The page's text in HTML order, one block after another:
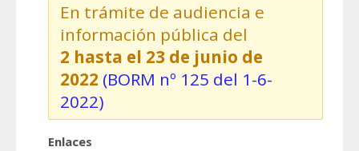
En trámite de audiencia e
información pública del
2 hasta el 23 de junio de
2022 (BORM nº 125 del 1-6-
2022)
Enlaces